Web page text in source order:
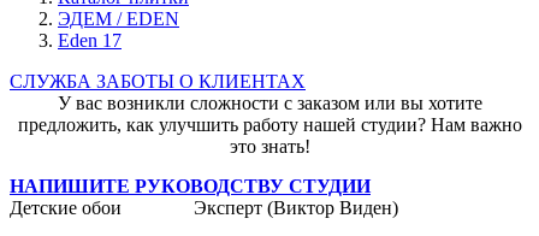
ЭДЕМ / EDEN
Eden 17
СЛУЖБА ЗАБОТЫ О КЛИЕНТАХ
У вас возникли сложности с заказом или вы хотите
предложить, как улучшить работу нашей студии? Нам важно
это знать!
НАПИШИТЕ РУКОВОДСТВУ СТУДИИ
Детские обои
Эксперт (Виктор Виден)